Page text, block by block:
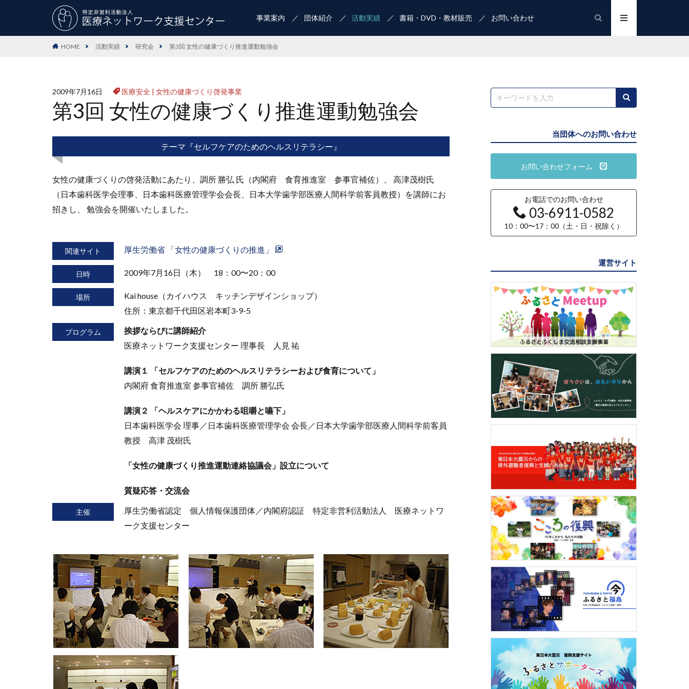
事業案内 団体紹介 活動実績 書籍・DVD・教材販売 お問い合わせ
HOME 活動実績 研究会 第3回 女性の健康づくり推進運動勉強会
2009年7月16日 医療安全 | 女性の健康づくり啓発事業
第3回 女性の健康づくり推進運動勉強会
テーマ『セルフケアのためのヘルスリテラシー』
女性の健康づくりの啓発活動にあたり、調所 勝弘 氏（内閣府 食育推進室 参事官補佐）、 高津茂樹氏
（日本歯科医学会理事、日本歯科医療管理学会会長、日本大学歯学部医療人間科学前客員教授）を講師にお
招きし、 勉強会を開催いたしました。
関連サイト 厚生労働省 「女性の健康づくりの推進」
日時 2009年7月16日（木） 18：00〜20：00
場所
Kai house（カイハウス キッチンデザインショップ）
住所：東京都千代田区岩本町3-9-5
プログラム
挨拶ならびに講師紹介
医療ネットワーク支援センター 理事長 人見 祐
講演１ 「セルフケアのためのヘルスリテラシーおよび食育について」
内閣府 食育推進室 参事官補佐 調所 勝弘氏
講演２ 「ヘルスケアにかかわる咀嚼と嚥下」
日本歯科医学会 理事／日本歯科医療管理学会 会長／日本大学歯学部医療人間科学前客員
教授 高津 茂樹氏
「女性の健康づくり推進運動連絡協議会」設立について
質疑応答・交流会
主催
厚生労働省認定 個人情報保護団体／内閣府認証 特定非営利活動法人 医療ネットワ
ーク支援センター
当団体へのお問い合わせ
お問い合わせフォーム
お電話でのお問い合わせ
03-6911-0582
10：00〜17：00（土・日・祝除く）
運営サイト